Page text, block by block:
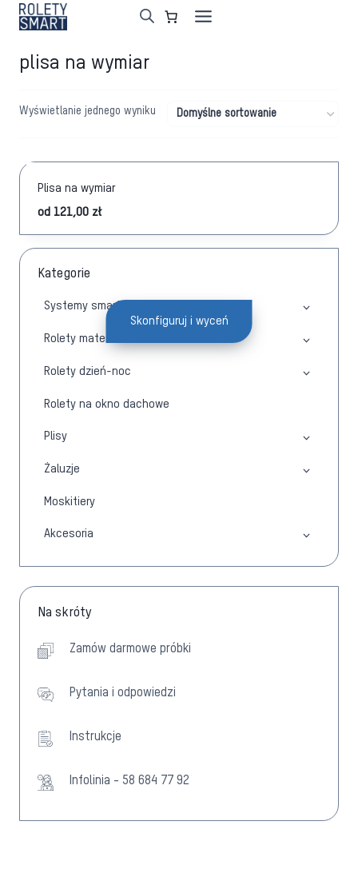
Przejdź
plisa na wymiar
Wyświetlanie jednego wyniku
Plisa na wymiar
od 121,00 zł
Skonfiguruj i wyceń
Kategorie
Systemy smart
Rolety materiałowe
Rolety dzień-noc
Rolety na okno dachowe
Plisy
Żaluzje
Moskitiery
Akcesoria
Na skróty
Zamów darmowe próbki
Pytania i odpowiedzi
Instrukcje
Infolinia - 58 684 77 92